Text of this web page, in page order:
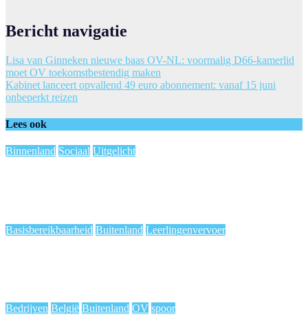
Bericht navigatie
Lisa van Ginneken nieuwe baas OV-NL: voormalig D66-kamerlid
moet OV toekomstbestendig maken
Kabinet lanceert opvallend 49 euro abonnement: vanaf 15 juni
onbeperkt reizen
Lees ook
Binnenland Sociaal Uitgelicht
Basisbereikbaarheid Buitenland Leerlingenvervoer
Bedrijven België Buitenland OV spoor